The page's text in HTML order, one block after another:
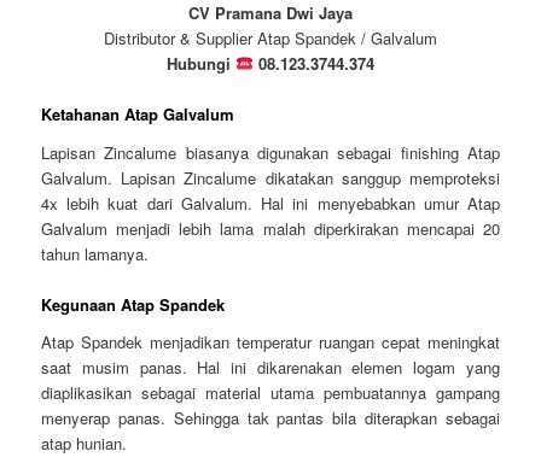
CV Pramana Dwi Jaya
Distributor & Supplier Atap Spandek / Galvalum
Hubungi
08.123.3744.374
Ketahanan Atap Galvalum
Lapisan Zincalume biasanya digunakan sebagai finishing Atap
Galvalum. Lapisan Zincalume dikatakan sanggup memproteksi
4x lebih kuat dari Galvalum. Hal ini menyebabkan umur Atap
Galvalum menjadi lebih lama malah diperkirakan mencapai 20
tahun lamanya.
Kegunaan Atap Spandek
Atap Spandek menjadikan temperatur ruangan cepat meningkat
saat musim panas. Hal ini dikarenakan elemen logam yang
diaplikasikan sebagai material utama pembuatannya gampang
menyerap panas. Sehingga tak pantas bila diterapkan sebagai
atap hunian.